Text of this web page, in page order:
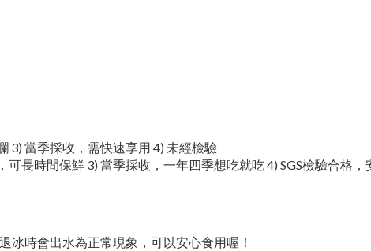
3) 當季採收，需快速享用 4) 未經檢驗
長時間保鮮 3) 當季採收，一年四季想吃就吃 4) SGS檢驗合格，
冰時會出水為正常現象，可以安心食用喔！